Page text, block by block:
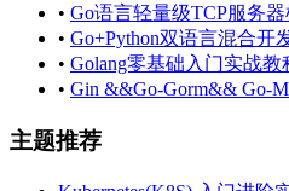
• Go语言轻量级TCP服务
• Go+Python双语言混合开
• Golang零基础入门实战教
• Gin &&Go-Gorm&& Go-
主题推荐